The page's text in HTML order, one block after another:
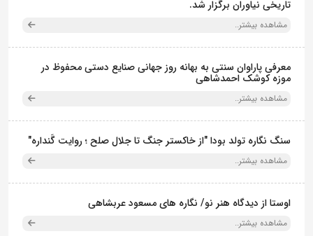
تاریخی نیاوران برگزار شد.
مشاهده بیشتر..
معرفی پاراوان سنتی به بهانه روز جهانی صنایع دستی محفوظ در
موزه کوشک احمدشاهی
مشاهده بیشتر..
سنگ نگاره تولد بودا "از خاکستر جنگ تا جلال صلح ؛ روایت گَنداره"
مشاهده بیشتر..
اوستا از دیدگاه هنر نو/ نگاره های مسعود عربشاهی
مشاهده بیشتر..